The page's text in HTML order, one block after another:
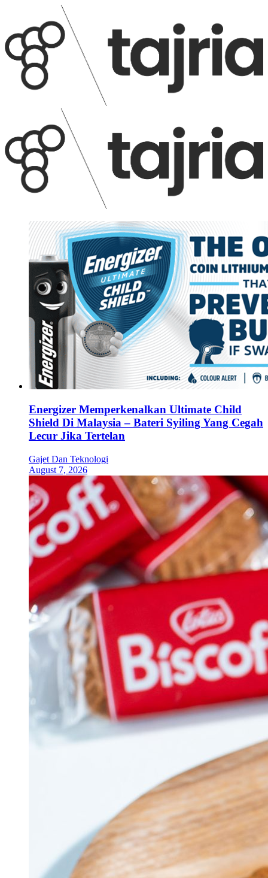
Energizer Memperkenalkan Ultimate Child
Shield Di Malaysia – Bateri Syiling Yang Cegah
Lecur Jika Tertelan
Gajet Dan Teknologi
August 7, 2026